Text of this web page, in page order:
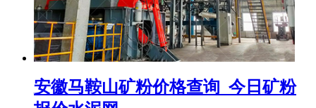
安徽马鞍山矿粉价格查询_今日矿粉